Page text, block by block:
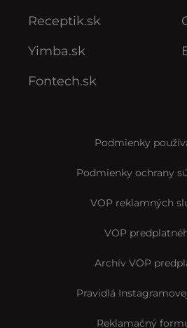
Receptik.sk
Yimba.sk
Fontech.sk
Podmienky
Podmienky ochrany
VOP reklamných
VOP
Archív VOP
Pravidlá
Reklamačný